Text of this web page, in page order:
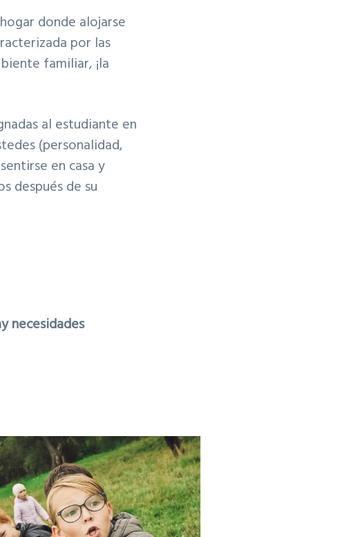
donde alojarse
por las
familiar, ¡la
al estudiante en
(personalidad,
en casa y
después de su
necesidades